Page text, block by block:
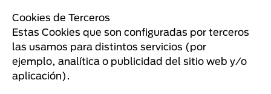
Cookies de Terceros
Estas Cookies que son configuradas por terceros
las usamos para distintos servicios (por
ejemplo, analítica o publicidad del sitio web y/o
aplicación).